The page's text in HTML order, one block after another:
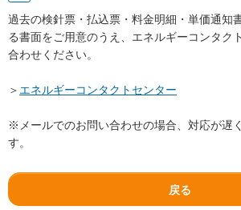
過去の検針票・払込票・料金明細・単価通知
る書面をご用意のうえ、エネルギーコンタク
合わせください。
＞ エネルギーコンタクトセンター
※メールでのお問い合わせの場合、対応が遅
す。
戻る